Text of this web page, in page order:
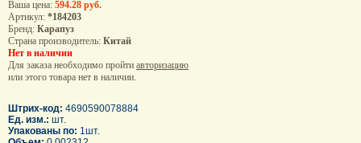
Ваша цена: 594.28 руб.
Артикул: *184203
Бренд: Карапуз
Страна производитель: Китай
Нет в наличии
Для заказа необходимо пройти авторизацию
или этого товара нет в наличии.
Штрих-код: 4690590078884
Ед. изм.: шт.
Упакованы по: 1шт.